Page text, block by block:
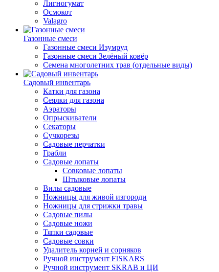
Лигногумат
Осмокот
Valagro
Газонные смеси
Газонные смеси Изумруд
Газонные смеси Зелёный ковёр
Семена многолетних трав (отдельные виды)
Садовый инвентарь
Катки для газона
Сеялки для газона
Аэраторы
Опрыскиватели
Секаторы
Сучкорезы
Садовые перчатки
Грабли
Садовые лопаты
Совковые лопаты
Штыковые лопаты
Вилы садовые
Ножницы для живой изгороди
Ножницы для стрижки травы
Садовые пилы
Садовые ножи
Тяпки садовые
Садовые совки
Удалитель корней и сорняков
Ручной инструмент FISKARS
Ручной инструмент SKRAB и ЦИ